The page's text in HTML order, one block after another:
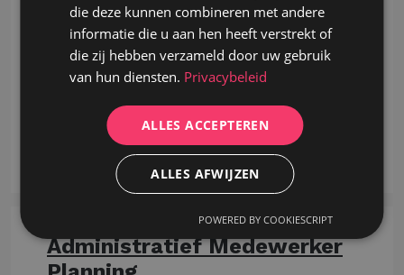
- Je werkt met een elektrische transpallet
en houdt het magazijn netjes en
georganiseerd.
- Je werkt in een vaste nachtploeg van
met zaterdag.
Meer lezen
Administratief Medewerker
die deze kunnen combineren met andere
informatie die u aan hen heeft verstrekt of
die zij hebben verzameld door uw gebruik
van hun diensten. Privacybeleid
ALLES ACCEPTEREN
ALLES AFWIJZEN
POWERED BY COOKIESCRIPT